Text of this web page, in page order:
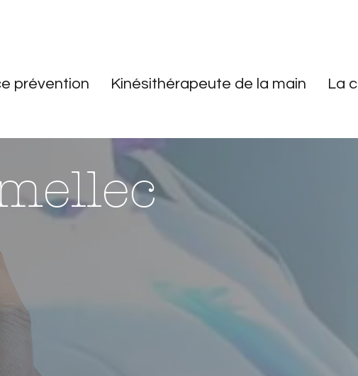
prévention Kinésithérapeute de la main La